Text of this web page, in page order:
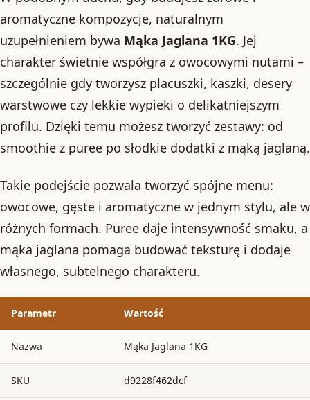
aromatyczne kompozycje, naturalnym
uzupełnieniem bywa Mąka Jaglana 1KG. Jej
charakter świetnie współgra z owocowymi nutami –
szczególnie gdy tworzysz placuszki, kaszki, desery
warstwowe czy lekkie wypieki o delikatniejszym
profilu. Dzięki temu możesz tworzyć zestawy: od
smoothie z puree po słodkie dodatki z mąką jaglaną.
Takie podejście pozwala tworzyć spójne menu:
owocowe, gęste i aromatyczne w jednym stylu, ale w
różnych formach. Puree daje intensywność smaku, a
mąka jaglana pomaga budować teksturę i dodaje
własnego, subtelnego charakteru.
Parametr Wartość
Nazwa Mąka Jaglana 1KG
SKU d9228f462dcf